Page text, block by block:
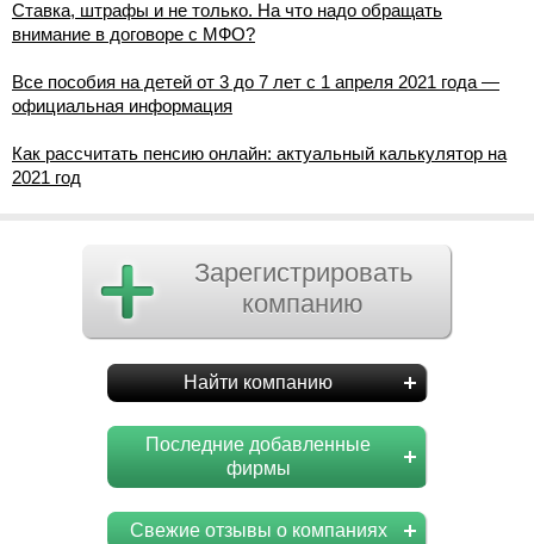
Ставка, штрафы и не только. На что надо обращать
внимание в договоре с МФО?
Все пособия на детей от 3 до 7 лет с 1 апреля 2021 года —
официальная информация
Как рассчитать пенсию онлайн: актуальный калькулятор на
2021 год
Зарегистрировать
компанию
Найти компанию
Последние добавленные
фирмы
Свежие отзывы о компаниях